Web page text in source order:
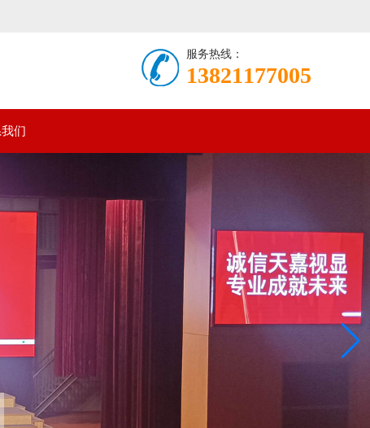
服务热线：
13821177005
们